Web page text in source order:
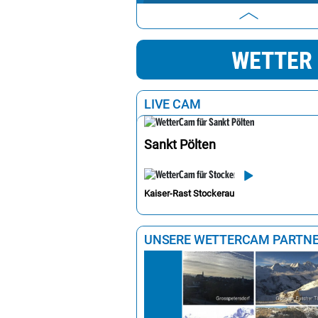
Klosterneuburg
Korneuburg
Wiener Neustadt
Waidhofen an der Ybbs
Horn
Amstetten
Scheibbs
Waidhofen an der Thaya
LIVE CAM
Sankt Pölten
Kaiser-Rast Stockerau
UNSERE WETTERCAM